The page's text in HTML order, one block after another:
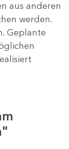
aus anderen
werden.
Geplante